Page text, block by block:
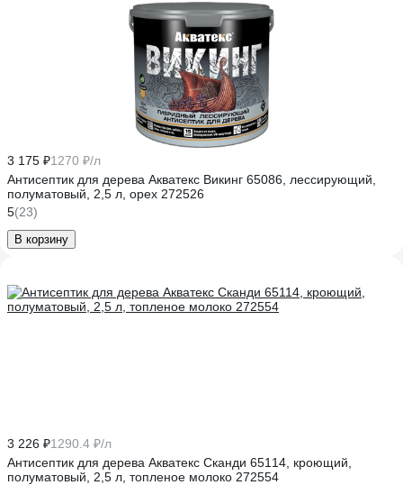
3 175 ₽1270 ₽/л
Антисептик для дерева Акватекс Викинг 65086, лессирующий,
полуматовый, 2,5 л, орех 272526
5(23)
В корзину
3 226 ₽1290.4 ₽/л
Антисептик для дерева Акватекс Сканди 65114, кроющий,
полуматовый, 2,5 л, топленое молоко 272554